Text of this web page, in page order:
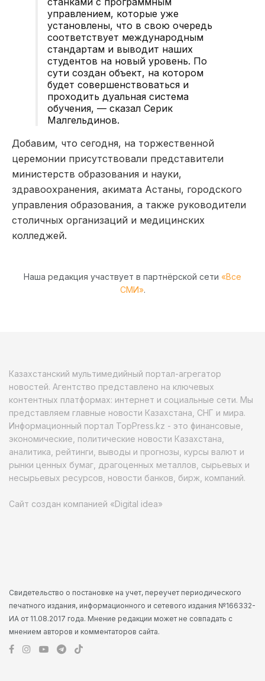
управлением, которые уже
установлены, что в свою очередь
соответствует международным
стандартам и выводит наших
студентов на новый уровень. По
сути создан объект, на котором
будет совершенствоваться и
проходить дуальная система
обучения, — сказал Серик
Малгельдинов.
Добавим, что сегодня, на торжественной
церемонии присутствовали представители
министерств образования и науки,
здравоохранения, акимата Астаны, городского
управления образования, а также руководители
столичных организаций и медицинских
колледжей.
Наша редакция участвует в партнёрской сети «Все
СМИ».
Казахстанский мультимедийный портал-агрегатор
новостей. Агентство представлено на ключевых
контентных платформах: интернет и социальные сети. Мы
представляем главные новости Казахстана, СНГ и мира.
Информационный портал TopPress.kz - это финансовые,
экономические, политические новости Казахстана,
аналитика, рейтинги, выводы и прогнозы, курсы валют и
рынки ценных бумаг, драгоценных металлов, сырьевых и
несырьевых ресурсов, новости банков, бирж, компаний.
Сайт создан компанией «Digital idea»
Свидетельство о постановке на учет, переучет периодического
печатного издания, информационного и сетевого издания №166332-
ИА от 11.08.2017 года. Мнение редакции может не совпадать с
мнением авторов и комментаторов сайта.